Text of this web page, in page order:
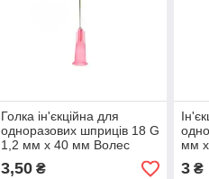
Голка ін'єкційна для
одноразових шприців 18 G
1,2 мм х 40 мм Волес
3,50₴
мм
3 ₴